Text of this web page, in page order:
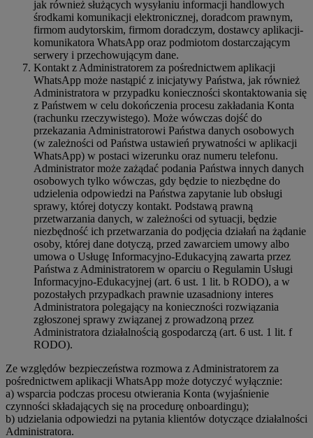
jak również służących wysyłaniu informacji handlowych
środkami komunikacji elektronicznej, doradcom prawnym,
firmom audytorskim, firmom doradczym, dostawcy aplikacji-
komunikatora WhatsApp oraz podmiotom dostarczającym
serwery i przechowującym dane.
Kontakt z Administratorem za pośrednictwem aplikacji
WhatsApp może nastąpić z inicjatywy Państwa, jak również
Administratora w przypadku konieczności skontaktowania się
z Państwem w celu dokończenia procesu zakładania Konta
(rachunku rzeczywistego). Może wówczas dojść do
przekazania Administratorowi Państwa danych osobowych
(w zależności od Państwa ustawień prywatności w aplikacji
WhatsApp) w postaci wizerunku oraz numeru telefonu.
Administrator może zażądać podania Państwa innych danych
osobowych tylko wówczas, gdy będzie to niezbędne do
udzielenia odpowiedzi na Państwa zapytanie lub obsługi
sprawy, której dotyczy kontakt. Podstawą prawną
przetwarzania danych, w zależności od sytuacji, będzie
niezbędność ich przetwarzania do podjęcia działań na żądanie
osoby, której dane dotyczą, przed zawarciem umowy albo
umowa o Usługę Informacyjno-Edukacyjną zawarta przez
Państwa z Administratorem w oparciu o Regulamin Usługi
Informacyjno-Edukacyjnej (art. 6 ust. 1 lit. b RODO), a w
pozostałych przypadkach prawnie uzasadniony interes
Administratora polegający na konieczności rozwiązania
zgłoszonej sprawy związanej z prowadzoną przez
Administratora działalnością gospodarczą (art. 6 ust. 1 lit. f
RODO).
Ze względów bezpieczeństwa rozmowa z Administratorem za
pośrednictwem aplikacji WhatsApp może dotyczyć wyłącznie:
a) wsparcia podczas procesu otwierania Konta (wyjaśnienie
czynności składających się na procedurę onboardingu);
b) udzielania odpowiedzi na pytania klientów dotyczące działalności
Administratora.